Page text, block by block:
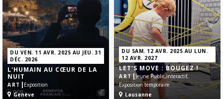
DU VEN. 11 AVR. 2025 AU JEU. 31
DÉC. 2026
L'HUMAIN AU CŒUR DE LA
NUIT
ART | Exposition
Genève
DU SAM. 12 AVR. 2025 AU LUN.
12 AVR. 2027
LET’S MOVE : BOUGEZ !
ART|Jeune Public,interactif,
Exposition temporaire
Lausanne